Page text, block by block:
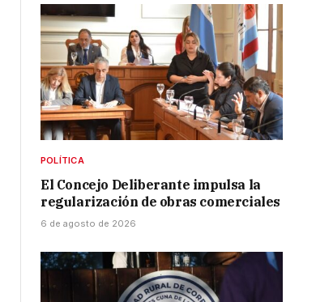
POLÍTICA
El Concejo Deliberante impulsa la
regularización de obras comerciales
6 de agosto de 2026